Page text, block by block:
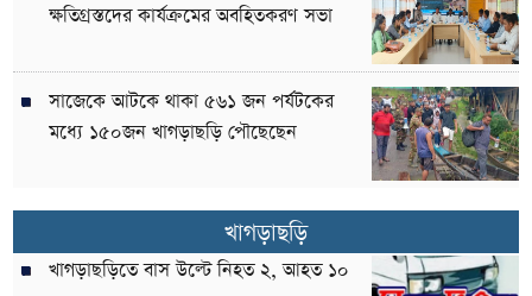
ক্ষতিগ্রস্তদের কার্যক্রমের অবহিতকরণ সভা
সাজেকে আটকে থাকা ৫৬১ জন পর্যটকের
মধ্যে ১৫০জন খাগড়াছড়ি পৌছেছেন
খাগড়াছড়ি
খাগড়াছড়িতে বাস উল্টে নিহত ২, আহত ১০